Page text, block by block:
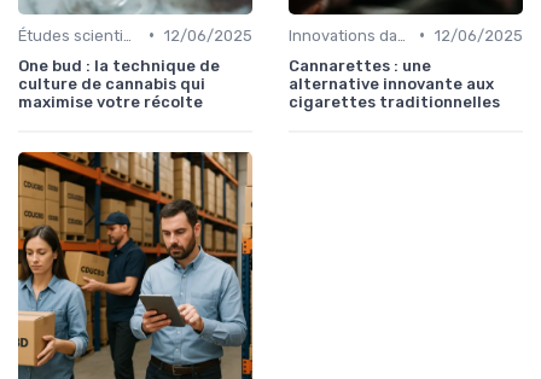
• 12/06/2025
One bud : la technique de
culture de cannabis qui
maximise votre récolte
• 12/06/2025
Cannarettes : une
alternative innovante aux
cigarettes traditionnelles